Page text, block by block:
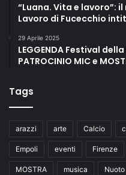
“Luana. Vita e lavoro”:
Lavoro di Fucecchio
29 Aprile 2025
LEGGENDA Festival
PATROCINIO MIC e
Tags
arazzi arte Calcio
Empoli eventi Firenze
MOSTRA musica Nuoto